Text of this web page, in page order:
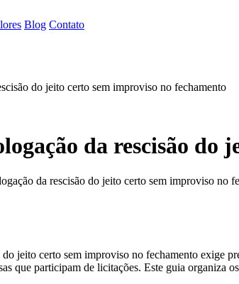
Blog Contato
do jeito certo sem improviso no fechamento
da rescisão do
da rescisão do jeito certo sem improviso no
jeito certo sem improviso no fechamento exige
que participam de licitações. Este guia organiza